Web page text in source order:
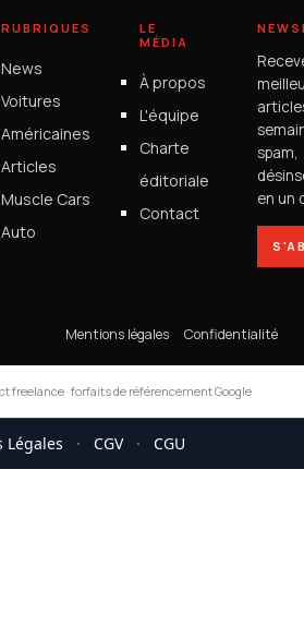
RUBRIQUES
News
Voitures
Américaines
Articles
Muscle Cars
Auto
LE
MÉDIA
À propos
L'équipe
Charte
éditoriale
Contact
spam,
en un
Mentions légales Confidentialité
freelance ·forfaits de référencement Google
Légales · CGV · CGU